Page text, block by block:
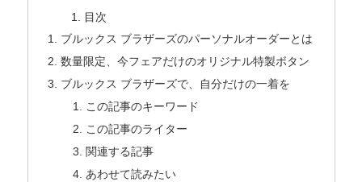
目次
ブルックス ブラザーズのパーソナルオーダーとは
数量限定、今フェアだけのオリジナル特製ボタン
ブルックス ブラザーズで、自分だけの一着を
この記事のキーワード
この記事のライター
関連する記事
あわせて読みたい